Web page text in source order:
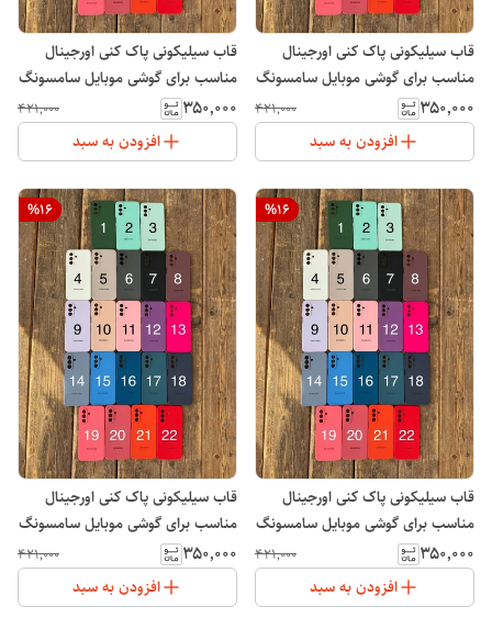
قاب سیلیکونی پاک کنی اورجینال
مناسب برای گوشی موبایل سامسونگ
Galaxy A30/A20
۳۵۰٬۰۰۰ ۴۲۱٬۰۰۰
افزودن به سبد
قاب سیلیکونی پاک کنی اورجینال
مناسب برای گوشی موبایل سامسونگ
Galaxy S23 Ultra
۳۵۰٬۰۰۰ ۴۲۱٬۰۰۰
افزودن به سبد
%16
قاب سیلیکونی پاک کنی اورجینال
مناسب برای گوشی موبایل سامسونگ
Galaxy A52
۳۵۰٬۰۰۰ ۴۲۱٬۰۰۰
افزودن به سبد
%16
قاب سیلیکونی پاک کنی اورجینال
مناسب برای گوشی موبایل سامسونگ
Galaxy A11
۳۵۰٬۰۰۰ ۴۲۱٬۰۰۰
افزودن به سبد